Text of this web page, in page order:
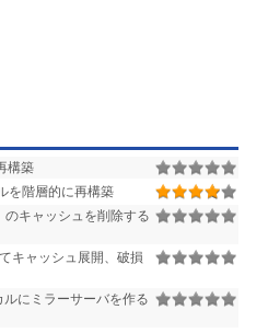
構築
を階層的に再構築
キャッシュを削除する
キャッシュ展開、破損
にミラーサーバを作る